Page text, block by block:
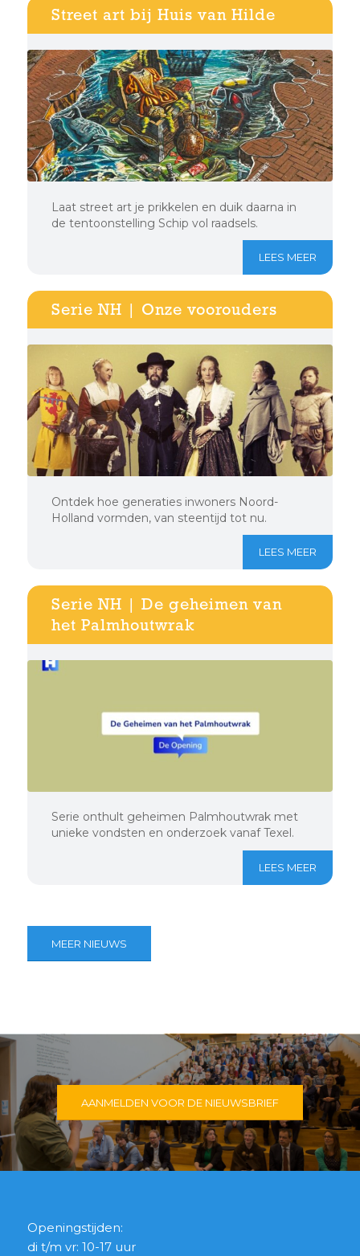
Street art bij Huis van Hilde
Laat street art je prikkelen en duik daarna in
de tentoonstelling Schip vol raadsels.
LEES MEER
Serie NH | Onze voorouders
Ontdek hoe generaties inwoners Noord-
Holland vormden, van steentijd tot nu.
LEES MEER
Serie NH | De geheimen van
het Palmhoutwrak
Serie onthult geheimen Palmhoutwrak met
unieke vondsten en onderzoek vanaf Texel.
LEES MEER
MEER NIEUWS
AANMELDEN VOOR DE NIEUWSBRIEF
Openingstijden:
di t/m vr: 10-17 uur